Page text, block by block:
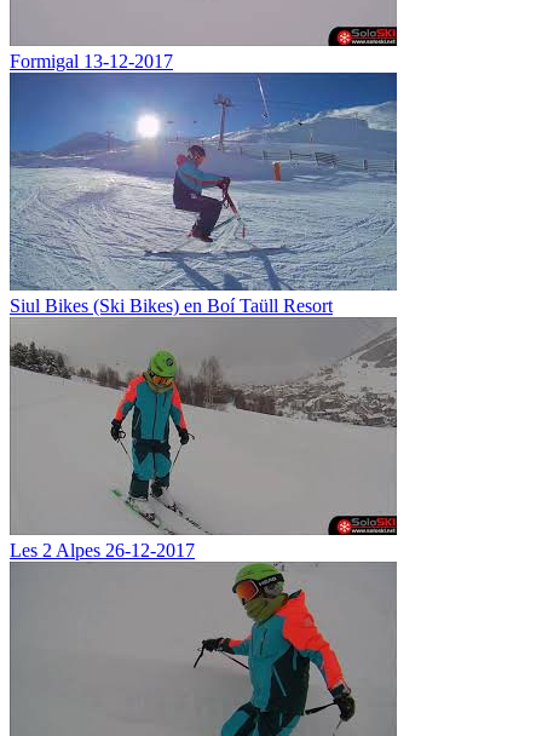
Formigal 13-12-2017
Siul Bikes (Ski Bikes) en Boí Taüll Resort
Les 2 Alpes 26-12-2017